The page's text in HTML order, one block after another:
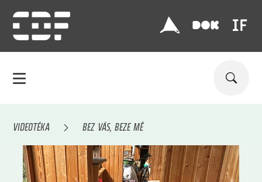
VIDEOTÉKA BEZ VÁS, BEZE MĚ